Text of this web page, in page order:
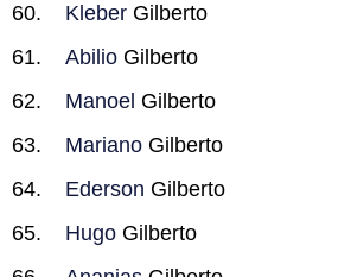
Kleber Gilberto
Abilio Gilberto
Manoel Gilberto
Mariano Gilberto
Ederson Gilberto
Hugo Gilberto